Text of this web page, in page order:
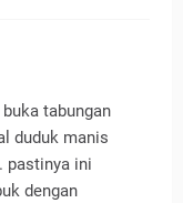
tabungan
duduk manis
pastinya ini
dengan